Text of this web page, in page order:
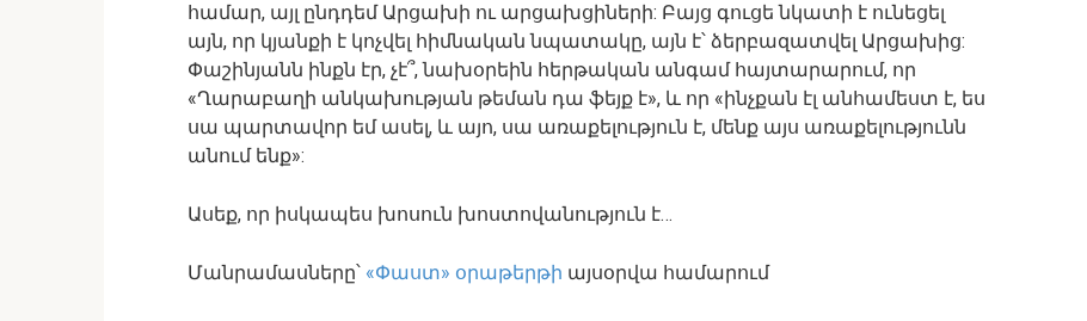
համար, այլ ընդդեմ Արցախի ու արցախցիների: Բայց գուցե նկատի է ունեցել
այն, որ կյանքի է կոչվել հիմնական նպատակը, այն է՝ ձերբազատվել Արցախից:
Փաշինյանն ինքն էր, չէ՞, նախօրեին հերթական անգամ հայտարարում, որ
«Ղարաբաղի անկախության թեման դա ֆեյք է», և որ «ինչքան էլ անհամեստ է, ես
սա պարտավոր եմ ասել, և այո, սա առաքելություն է, մենք այս առաքելությունն
անում ենք»:
Ասեք, որ իսկապես խոսուն խոստովանություն է…
Մանրամասները՝ «Փաստ» օրաթերթի այսօրվա համարում